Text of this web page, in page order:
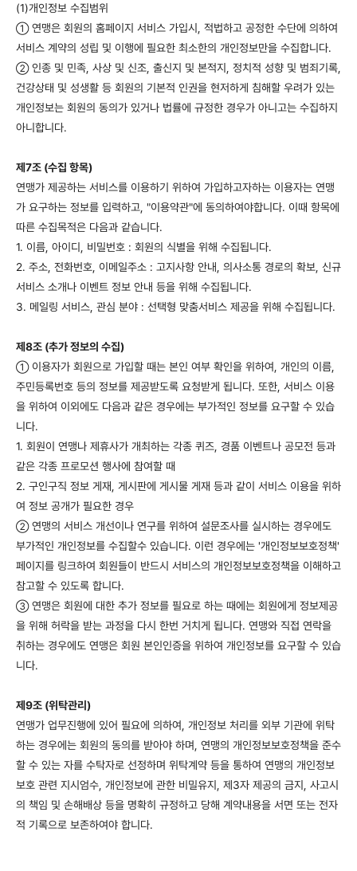
(1)개인정보 수집범위
①연맹은 회원의 홈페이지 서비스 가입시, 적법하고 공정한 수단에 의하여
서비스 계약의 성립 및 이행에 필요한 최소한의 개인정보만을 수집합니다.
②인종 및 민족, 사상 및 신조, 출신지 및 본적지, 정치적 성향 및 범죄기록,
건강상태 및 성생활 등 회원의 기본적 인권을 현저하게 침해할 우려가 있는
개인정보는 회원의 동의가 있거나 법률에 규정한 경우가 아니고는 수집하지
아니합니다.
제7조 (수집 항목)
연맹가 제공하는 서비스를 이용하기 위하여 가입하고자하는 이용자는 연맹
가 요구하는 정보를 입력하고, "이용약관"에 동의하여야합니다. 이때 항목에
따른 수집목적은 다음과 같습니다.
1. 이름, 아이디, 비밀번호 : 회원의 식별을 위해 수집됩니다.
2. 주소, 전화번호, 이메일주소 : 고지사항 안내, 의사소통 경로의 확보, 신규
서비스 소개나 이벤트 정보 안내 등을 위해 수집됩니다.
3. 메일링 서비스, 관심 분야 : 선택형 맞춤서비스 제공을 위해 수집됩니다.
제8조 (추가 정보의 수집)
①이용자가 회원으로 가입할 때는 본인 여부 확인을 위하여, 개인의 이름,
주민등록번호 등의 정보를 제공받도록 요청받게 됩니다. 또한, 서비스 이용
을 위하여 이외에도 다음과 같은 경우에는 부가적인 정보를 요구할 수 있습
니다.
1. 회원이 연맹나 제휴사가 개최하는 각종 퀴즈, 경품 이벤트나 공모전 등과
같은 각종 프로모션 행사에 참여할 때
2. 구인구직 정보 게재, 게시판에 게시물 게재 등과 같이 서비스 이용을 위하
여 정보 공개가 필요한 경우
②연맹의 서비스 개선이나 연구를 위하여 설문조사를 실시하는 경우에도
부가적인 개인정보를 수집할수 있습니다. 이런 경우에는 '개인정보보호정책'
페이지를 링크하여 회원들이 반드시 서비스의 개인정보보호정책을 이해하고
참고할 수 있도록 합니다.
③연맹은 회원에 대한 추가 정보를 필요로 하는 때에는 회원에게 정보제공
을 위해 허락을 받는 과정을 다시 한번 거치게 됩니다. 연맹와 직접 연락을
취하는 경우에도 연맹은 회원 본인인증을 위하여 개인정보를 요구할 수 있습
니다.
제9조 (위탁관리)
연맹가 업무진행에 있어 필요에 의하여, 개인정보 처리를 외부 기관에 위탁
하는 경우에는 회원의 동의를 받아야 하며, 연맹의 개인정보보호정책을 준수
할 수 있는 자를 수탁자로 선정하며 위탁계약 등을 통하여 연맹의 개인정보
보호 관련 지시엄수, 개인정보에 관한 비밀유지, 제3자 제공의 금지, 사고시
의 책임 및 손해배상 등을 명확히 규정하고 당해 계약내용을 서면 또는 전자
적 기록으로 보존하여야 합니다.